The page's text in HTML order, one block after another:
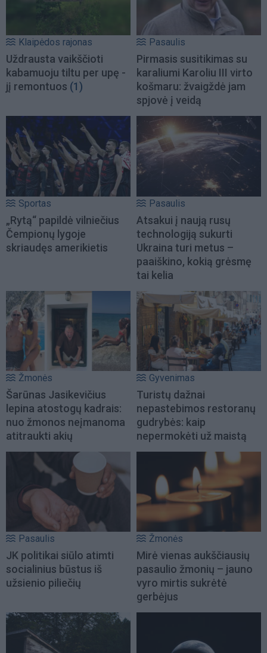
Klaipėdos rajonas
Uždrausta vaikščioti
kabamuoju tiltu per upę -
jį remontuos (1)
Pasaulis
Pirmasis susitikimas su
karaliumi Karoliu III virto
košmaru: žvaigždė jam
spjovė į veidą
Sportas
„Rytą“ papildė vilniečius
Čempionų lygoje
skriaudęs amerikietis
Pasaulis
Atsakui į naują rusų
technologiją sukurti
Ukraina turi metus –
paaiškino, kokią grėsmę
tai kelia
Žmonės
Šarūnas Jasikevičius
lepina atostogų kadrais:
nuo žmonos neįmanoma
atitraukti akių
Gyvenimas
Turistų dažnai
nepastebimos restoranų
gudrybės: kaip
nepermokėti už maistą
Pasaulis
JK politikai siūlo atimti
socialinius būstus iš
užsienio piliečių
Žmonės
Mirė vienas aukščiausių
pasaulio žmonių – jauno
vyro mirtis sukrėtė
gerbėjus